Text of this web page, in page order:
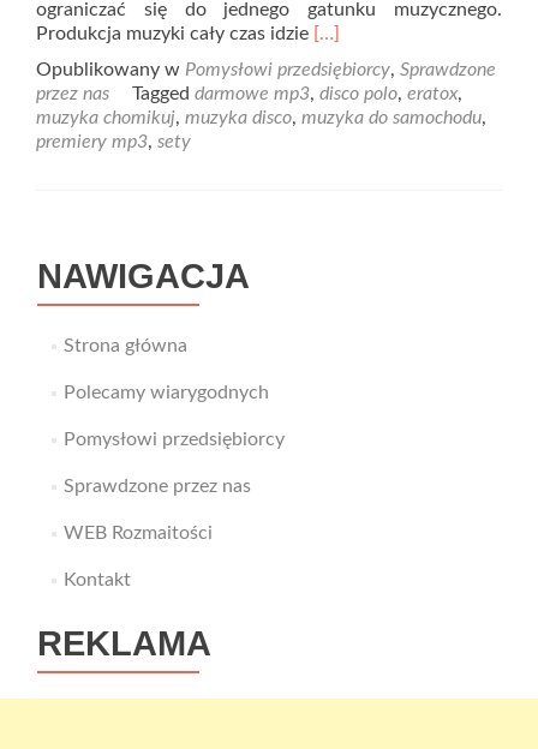
ograniczać się do jednego gatunku muzycznego.
Produkcja muzyki cały czas idzie Read
about
Eratox
–
[…]
Opublikowany w Pomysłowi przedsiębiorcy, Sprawdzone
przez nas
Tagged darmowe mp3, disco polo, eratox,
muzyka chomikuj, muzyka disco, muzyka do samochodu,
premiery mp3, sety
NAWIGACJA
Strona główna
Polecamy wiarygodnych
Pomysłowi przedsiębiorcy
Sprawdzone przez nas
WEB Rozmaitości
Kontakt
REKLAMA